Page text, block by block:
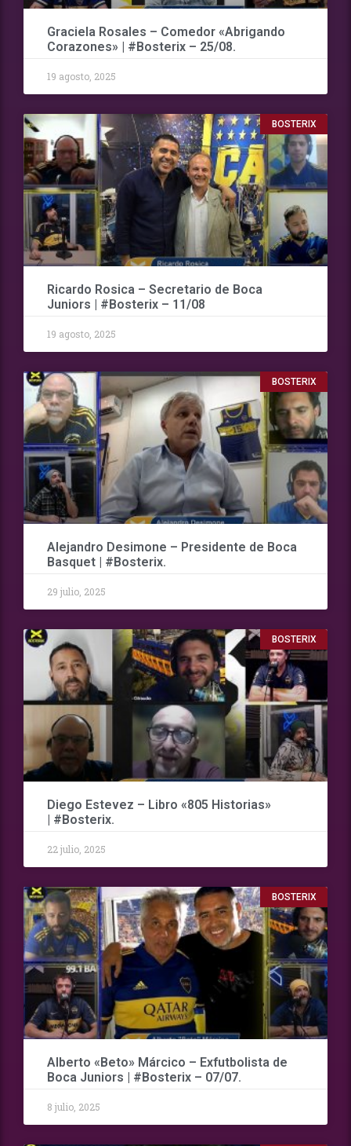
Graciela Rosales – Comedor «Abrigando
Corazones» | #Bosterix – 25/08.
19 agosto, 2025
BOSTERIX
Ricardo Rosica – Secretario de Boca
Juniors | #Bosterix – 11/08
19 agosto, 2025
BOSTERIX
Alejandro Desimone – Presidente de Boca
Basquet | #Bosterix.
29 julio, 2025
BOSTERIX
Diego Estevez – Libro «805 Historias»
| #Bosterix.
22 julio, 2025
BOSTERIX
Alberto «Beto» Márcico – Exfutbolista de
Boca Juniors | #Bosterix – 07/07.
8 julio, 2025